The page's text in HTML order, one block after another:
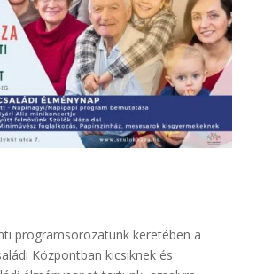
programsorozatunk keretében a
Központban kicsiknek és